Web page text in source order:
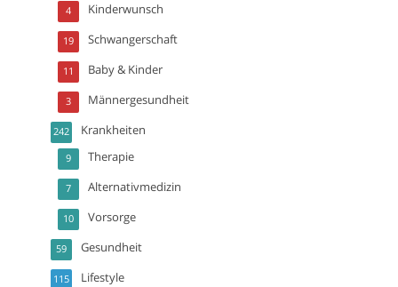
Kinderwunsch
4
Schwangerschaft
19
Baby & Kinder
11
Männergesundheit
3
Krankheiten
242
Therapie
9
Alternativmedizin
7
Vorsorge
10
Gesundheit
59
Lifestyle
115